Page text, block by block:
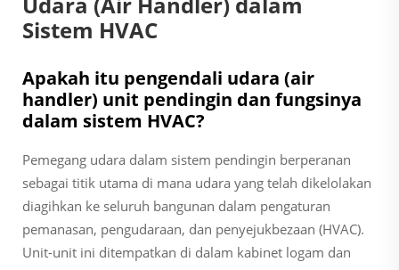
Sistem HVAC
Apakah itu pengendali udara (air
handler) unit pendingin dan fungsinya
dalam sistem HVAC?
Pemegang udara dalam sistem pendingin berperanan
sebagai titik utama di mana udara yang telah dikelolakan
diagihkan ke seluruh bangunan dalam pengaturan
pemanasan, pengudaraan, dan penyejukbezaan (HVAC).
Unit-unit ini ditempatkan di dalam kabinet logam dan